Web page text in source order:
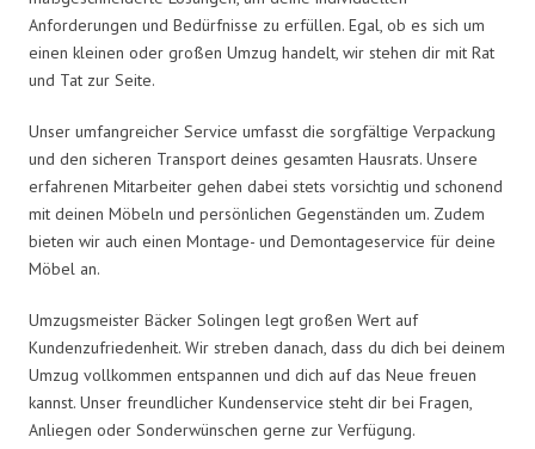
Anforderungen und Bedürfnisse zu erfüllen. Egal, ob es sich um
einen kleinen oder großen Umzug handelt, wir stehen dir mit Rat
und Tat zur Seite.
Unser umfangreicher Service umfasst die sorgfältige Verpackung
und den sicheren Transport deines gesamten Hausrats. Unsere
erfahrenen Mitarbeiter gehen dabei stets vorsichtig und schonend
mit deinen Möbeln und persönlichen Gegenständen um. Zudem
bieten wir auch einen Montage- und Demontageservice für deine
Möbel an.
Umzugsmeister Bäcker Solingen legt großen Wert auf
Kundenzufriedenheit. Wir streben danach, dass du dich bei deinem
Umzug vollkommen entspannen und dich auf das Neue freuen
kannst. Unser freundlicher Kundenservice steht dir bei Fragen,
Anliegen oder Sonderwünschen gerne zur Verfügung.